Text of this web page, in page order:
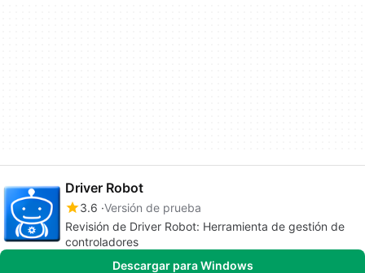
Driver Robot
3.6 Versión de prueba
Revisión de Driver Robot: Herramienta de gestión de
controladores
Descargar para Windows